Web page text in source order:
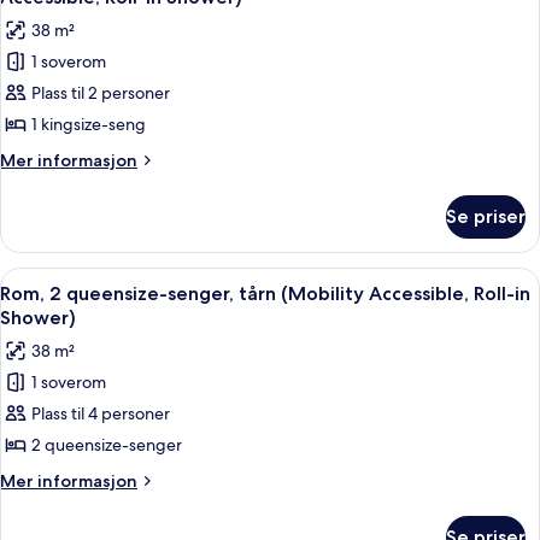
in
Shower)
balkong
(Mobility
Accessible,
Roll-
in
bildene
av
Rom,
1
kingsize-
seng,
balkong
(Mobility
Accessible,
Roll-
in
Shower)
38 m²
1 soverom
Plass til 2 personer
1 kingsize-seng
Mer informasjon
Mer
1
kingsize-
seng,
ikke-
balkong
(Mobility
Accessible,
Roll-
in
Se priser
Åpne
alle
bildene
av
Rom,
2
queensize-
senger,
Allergitestet sengetøy, safe på
4
Rom, 2 queensize-senger, tårn (Mobility Accessible, Roll-in
Shower)
38 m²
1 soverom
Plass til 4 personer
2 queensize-senger
Mer informasjon
Mer